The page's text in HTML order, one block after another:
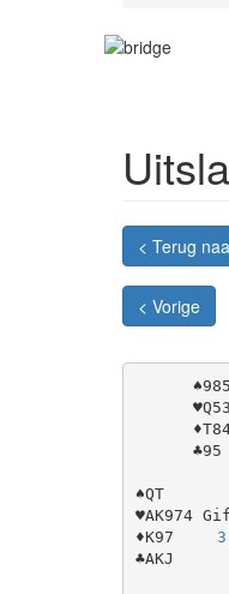
< Terug
< Vorige
♥Q53
♣95
♠QT
♥AK974
♦K97
3
♣AKJ